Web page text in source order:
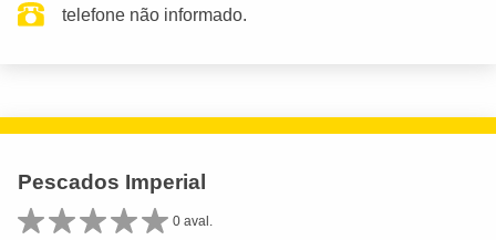
telefone não informado.
Pescados Imperial
0 aval.